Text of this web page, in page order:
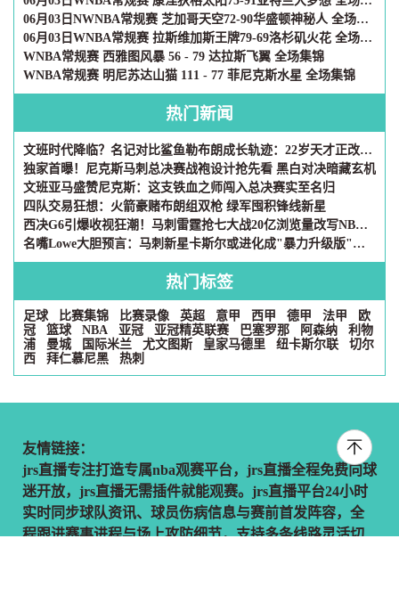
06月03日NWNBA常规赛 芝加哥天空72-90华盛顿神秘人 全场集锦
06月03日WNBA常规赛 拉斯维加斯王牌79-69洛杉矶火花 全场集锦
WNBA常规赛 西雅图风暴 56 - 79 达拉斯飞翼 全场集锦
WNBA常规赛 明尼苏达山猫 111 - 77 菲尼克斯水星 全场集锦
热门新闻
文班时代降临？名记对比鲨鱼勒布朗成长轨迹：22岁天才正改写历史
独家首曝！尼克斯马刺总决赛战袍设计抢先看 黑白对决暗藏玄机
文班亚马盛赞尼克斯：这支铁血之师闯入总决赛实至名归
四队交易狂想：火箭豪赌布朗组双枪 绿军囤积锋线新星
西决G6引爆收视狂潮！马刺雷霆抢七大战20亿浏览量改写NBA社媒历史
名嘴Lowe大胆预言：马刺新星卡斯尔或进化成"暴力升级版"韦德
热门标签
足球 比赛集锦 比赛录像 英超 意甲 西甲 德甲 法甲
欧
冠
篮球 NBA 亚冠 亚冠精英联赛 巴塞罗那 阿森纳
利物
浦
曼城 国际米兰 尤文图斯 皇家马德里 纽卡斯尔联
切尔
西
拜仁慕尼黑 热刺
友情链接：
jrs直播专注打造专属nba观赛平台，jrs直播全程免费向球
迷开放，jrs直播无需插件就能观赛。jrs直播平台24小时
实时同步球队资讯、球员伤病信息与赛前首发阵容，全
程跟进赛事进程与场上攻防细节，支持多条线路灵活切